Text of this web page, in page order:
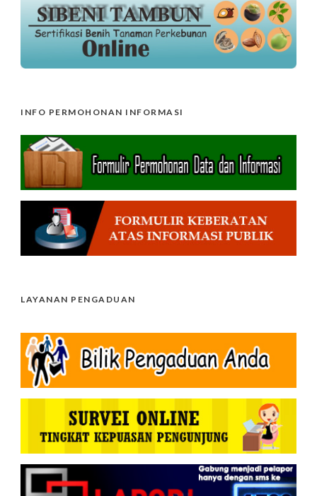
INFO PERMOHONAN INFORMASI
LAYANAN PENGADUAN